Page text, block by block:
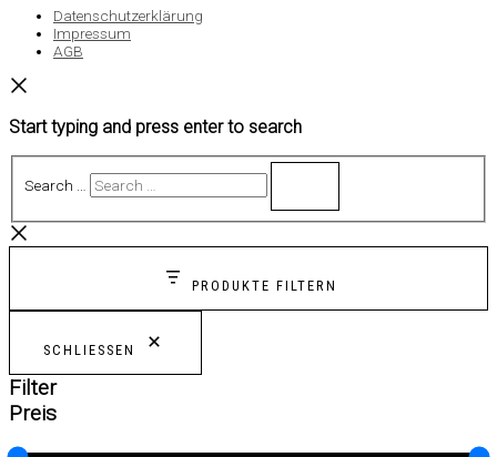
Datenschutzerklärung
Impressum
AGB
Start typing and press enter to search
Search …
PRODUKTE FILTERN
SCHLIESSEN
Filter
Preis